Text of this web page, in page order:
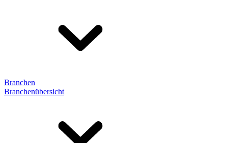
Branchen
Branchenübersicht